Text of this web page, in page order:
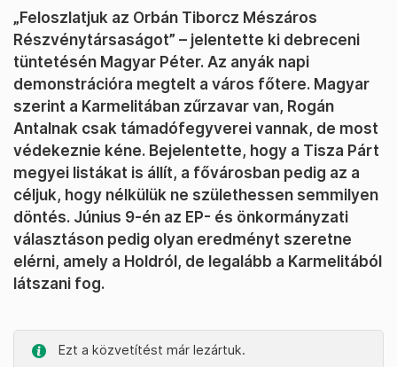
„Feloszlatjuk az Orbán Tiborcz Mészáros
Részvénytársaságot” – jelentette ki debreceni
tüntetésén Magyar Péter. Az anyák napi
demonstrációra megtelt a város főtere. Magyar
szerint a Karmelitában zűrzavar van, Rogán
Antalnak csak támadófegyverei vannak, de most
védekeznie kéne. Bejelentette, hogy a Tisza Párt
megyei listákat is állít, a fővárosban pedig az a
céljuk, hogy nélkülük ne születhessen semmilyen
döntés. Június 9-én az EP- és önkormányzati
választáson pedig olyan eredményt szeretne
elérni, amely a Holdról, de legalább a Karmelitából
látszani fog.
Ezt a közvetítést már lezártuk.